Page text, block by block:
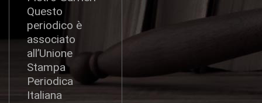
Questo
periodico è
associato
all’Unione
Stampa
Periodica
Italiana